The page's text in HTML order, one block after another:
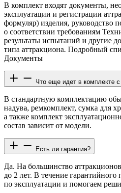
В комплект входят документы,
эксплуатации и регистрации
формуляр) изделия, руководство
о соответствии требованиям
результаты испытаний и другие
типа аттракциона. Подробный
Документы
Что еще идет в комплекте с
В стандартную комплектацию
надува, ремкомплект, сумка для
а также комплект
состав зависит от модели.
Есть ли гарантия?
Да. На большинство аттракционов
до 2 лет. В течение
по эксплуатации и помогаем